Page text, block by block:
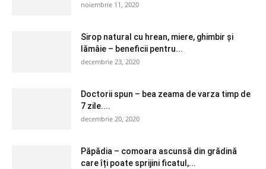
noiembrie 11, 2020
Sirop natural cu hrean, miere, ghimbir și
lămâie – beneficii pentru...
decembrie 23, 2020
Doctorii spun – bea zeama de varza timp de
7 zile....
decembrie 20, 2020
Păpădia – comoara ascunsă din grădină
care îți poate sprijini ficatul,...